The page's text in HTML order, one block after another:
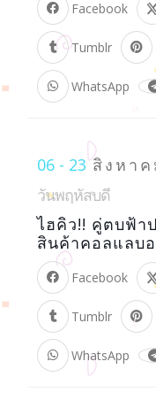
Facebook
Tumblr
WhatsApp
06 - 23 สิงหาค
วันพฤหัสบดี
ไฮคิว!! คู่ตบฟ้า
สินค้าคอลแลบ
Facebook
Tumblr
WhatsApp